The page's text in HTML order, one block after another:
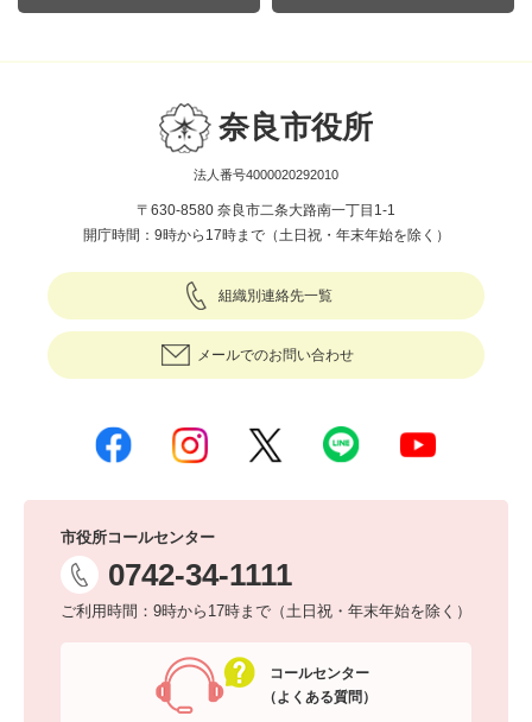
奈良市役所
法人番号4000020292010
〒630-8580 奈良市二条大路南一丁目1-1
開庁時間：9時から17時まで（土日祝・年末年始を除く）
組織別連絡先一覧
メールでのお問い合わせ
市役所コールセンター
0742-34-1111
ご利用時間：9時から17時まで（土日祝・年末年始を除く）
コールセンター
（よくある質問）